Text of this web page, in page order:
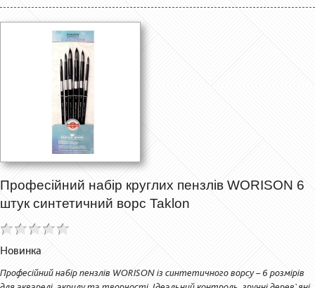
Професійний набір круглих пензлів WORISON 6
штук синтетичний ворс Taklon
Новинка
Професійний набір пензлів WORISON із синтетичного ворсу – 6 розмірів